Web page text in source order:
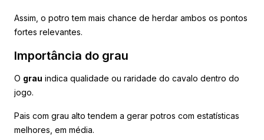
Assim, o potro tem mais chance de herdar ambos os pontos
fortes relevantes.
Importância do grau
O grau indica qualidade ou raridade do cavalo dentro do
jogo.
Pais com grau alto tendem a gerar potros com estatísticas
melhores, em média.